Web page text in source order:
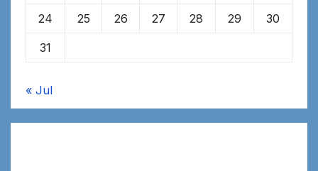
24 25 26 27 28 29 30
31
« Jul